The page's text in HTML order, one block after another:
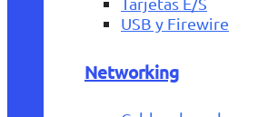
USB y Firewire
Networking